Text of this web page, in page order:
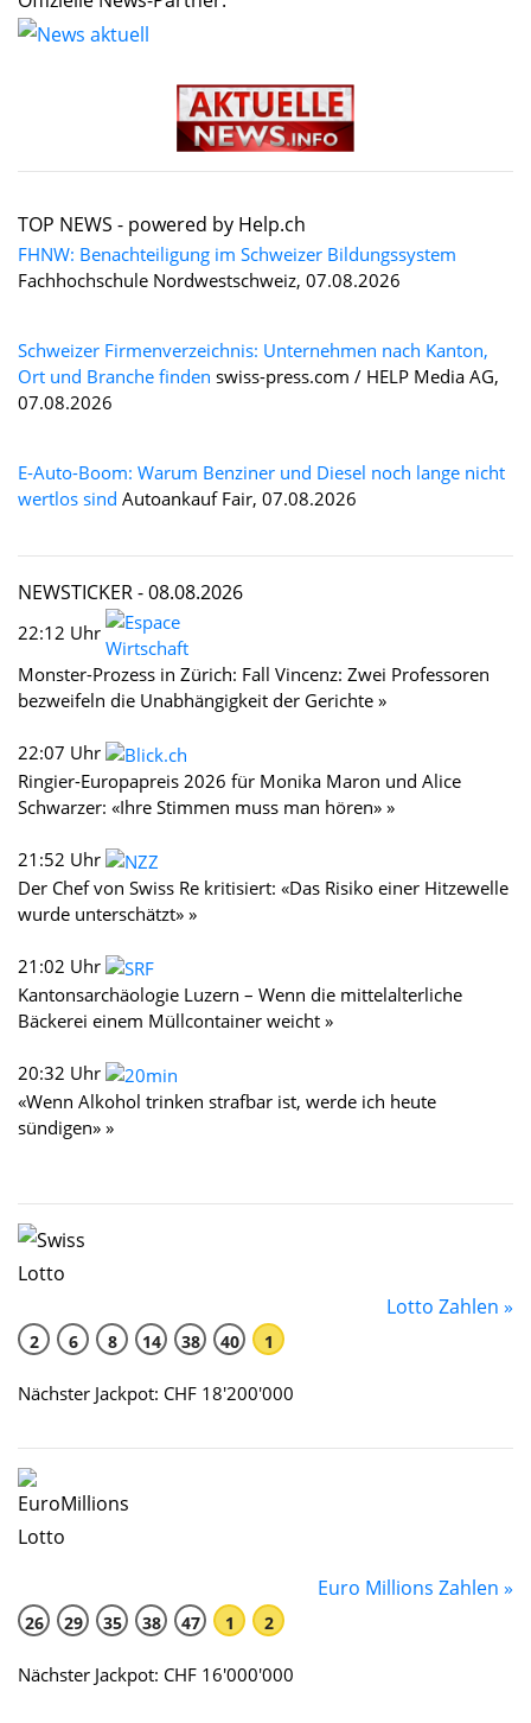
TOP NEWS - powered by Help.ch
FHNW: Benachteiligung im Schweizer Bildungssystem
Fachhochschule Nordwestschweiz, 07.08.2026
Schweizer Firmenverzeichnis: Unternehmen nach Kanton,
Ort und Branche finden swiss-press.com / HELP Media AG,
07.08.2026
E-Auto-Boom: Warum Benziner und Diesel noch lange nicht
wertlos sind Autoankauf Fair, 07.08.2026
NEWSTICKER -08.08.2026
22:12 Uhr
Monster-Prozess in Zürich: Fall Vincenz: Zwei Professoren
bezweifeln die Unabhängigkeit der Gerichte »
22:07 Uhr
Ringier-Europapreis 2026 für Monika Maron und Alice
Schwarzer: «Ihre Stimmen muss man hören» »
21:52 Uhr
Der Chef von Swiss Re kritisiert: «Das Risiko einer Hitzewelle
wurde unterschätzt» »
21:02 Uhr
Kantonsarchäologie Luzern – Wenn die mittelalterliche
Bäckerei einem Müllcontainer weicht »
20:32 Uhr
«Wenn Alkohol trinken strafbar ist, werde ich heute
sündigen» »
Lotto Zahlen »
2 6 8 14 38 40 1
Nächster Jackpot: CHF 18'200'000
Euro Millions Zahlen »
26 29 35 38 47 1 2
Nächster Jackpot: CHF 16'000'000